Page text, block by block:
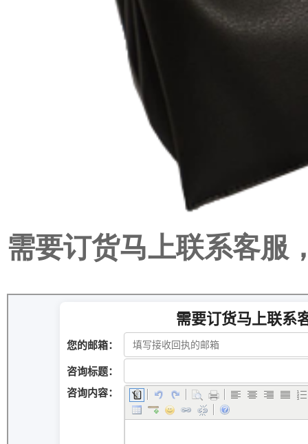
需要订货马上联系客服